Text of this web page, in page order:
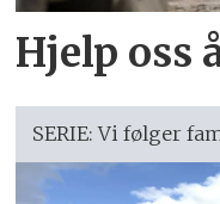
Hjelp oss
SERIE: Vi følger